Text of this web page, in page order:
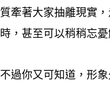
質牽著大家抽離現實 ，
時 ， 甚至可以稍稍忘憂
不過你又可知道 ， 形